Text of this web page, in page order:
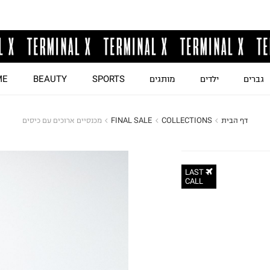
גברים ילדים מותגים SPORTS
BEAUTY
דף הבית COLLECTIONS
FINAL SALE מכנסיים ארוכים עם כיסים
LAST
CALL